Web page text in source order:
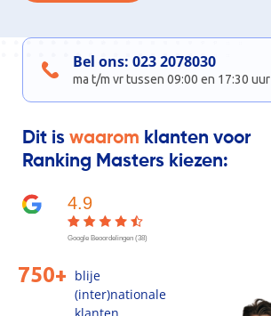
Bel ons: 023 2078030
ma t/m vr tussen 09:00 en 17:30 uur
Dit is waarom klanten voor
Ranking Masters kiezen:
Google Beoordelingen (38)
4.9
750+ blije
(inter)nationale